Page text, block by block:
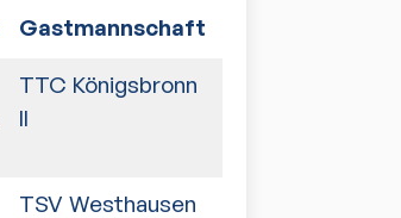
Gastmannschaft
TTC Königsbronn
II
TSV Westhausen